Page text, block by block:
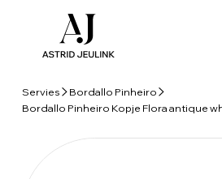
Servies
Bordallo Pinheiro
Bordallo Pinheiro Kopje Flora antique